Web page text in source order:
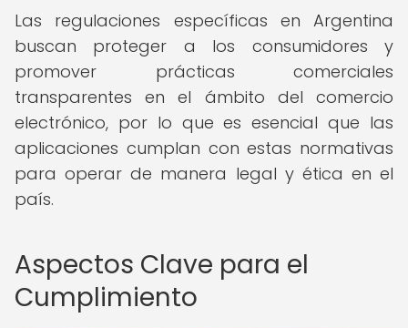
Las regulaciones específicas en Argentina
buscan proteger a los consumidores y
promover prácticas comerciales
transparentes en el ámbito del comercio
electrónico, por lo que es esencial que las
aplicaciones cumplan con estas normativas
para operar de manera legal y ética en el
país.
Aspectos Clave para el
Cumplimiento